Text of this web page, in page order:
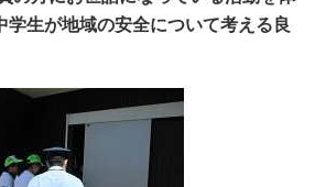
学生が地域の安全について考える良